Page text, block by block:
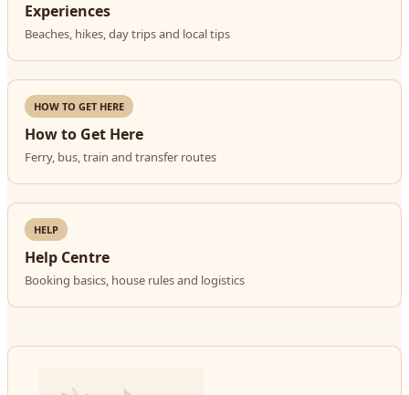
Experiences
Beaches, hikes, day trips and local tips
HOW TO GET HERE
How to Get Here
Ferry, bus, train and transfer routes
HELP
Help Centre
Booking basics, house rules and logistics